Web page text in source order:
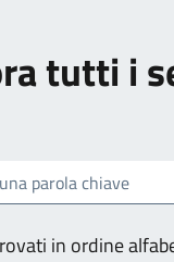
tutti i
in ordine